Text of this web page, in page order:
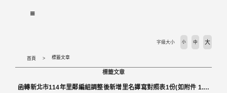
首頁 標籤文章
字級大小 小 中 大
標籤文章
函轉新北市114年里鄰編組調整後新增里名譯寫對照表1份(如附件 1.公